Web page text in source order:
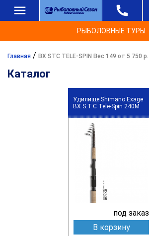
РЫБОЛОВНЫЕ ТУРЫ
Главная / BX STC TELE-SPIN Вес 149 от 5 750 р.
Каталог
Удилище Shimano Exage
BX S.T.C Tele-Spin 240M
под заказ
В корзину